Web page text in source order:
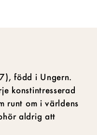
född i Ungern.
konstintresserad
runt om i världens
aldrig att